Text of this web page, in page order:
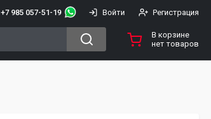
+7 985 057-51-19 Войти Регистрация
В корзине
нет товаров